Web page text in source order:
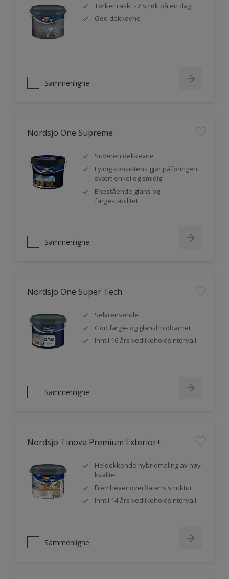
Tørker raskt - 2 strøk på en dag!
God dekkevne
Sammenligne
Nordsjö One Supreme
Suveren dekkevne
Fyldig konsistens gjør påføringen
svært enkel og smidig
Enestående glans og
fargestabilitet
Sammenligne
Nordsjö One Super Tech
Selvrensende
God farge- og glansholdbarhet
Inntil 16 års vedlikeholdsintervall
Sammenligne
Nordsjö Tinova Premium Exterior+
Heldekkende hybridmaling av høy
kvalitet
Fremhever overflatens struktur
Inntil 14 års vedlikeholdsintervall
Sammenligne